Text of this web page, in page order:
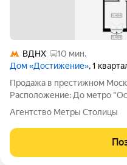
ВДНХ
10 мин.
Дом «Достижение», 1
Продажа в престижном
Расположение: До метро
что делает передвижение
пешей доступности
также расположены
Агентство Метры Столицы